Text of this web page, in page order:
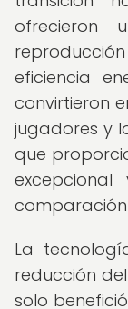
ofrecieron
eficiencia
convirtieron
jugadores y
que
comparación
La
reducción
solo